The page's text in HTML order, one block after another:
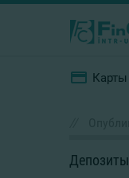
Карты
Депозиты